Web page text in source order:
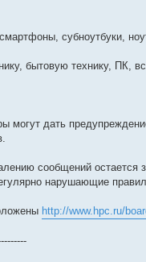
субноутбуки,
бытовую технику, ПК,
могут дать
сообщений
нарушающие
http://www.hpc.ru/